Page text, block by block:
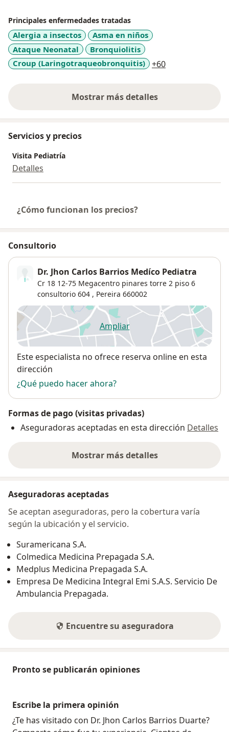
Principales enfermedades tratadas
Alergia a insectos
Asma en niños
Ataque Neonatal
Bronquiolitis
Croup (Laringotraqueobronquitis)
+60
Mostrar más detalles
sobre la experiencia
Servicios y precios
Visita Pediatría
Detalles
¿Cómo funcionan los precios?
Consultorio
Dr. Jhon Carlos Barrios Medíco Pediatra
Cr 18 12-75 Megacentro pinares torre 2 piso 6
consultorio 604 , Pereira 660002
Ampliarse abre en una nueva
Disponibilidad
Este especialista no ofrece reserva online en esta
dirección
¿Qué puedo hacer ahora?
Formas de pago (visitas privadas)
Aseguradoras aceptadas en esta dirección Detalles
Mostrar más detalles
sobre la dirección
Aseguradoras aceptadas
Se aceptan aseguradoras, pero la cobertura varía
según la ubicación y el servicio.
Suramericana S.A.
Colmedica Medicina Prepagada S.A.
Medplus Medicina Prepagada S.A.
Empresa De Medicina Integral Emi S.A.S. Servicio De
Ambulancia Prepagada.
Encuentre su aseguradora
Pronto se publicarán opiniones
Escribe la primera opinión
¿Te has visitado con Dr. Jhon Carlos Barrios Duarte?